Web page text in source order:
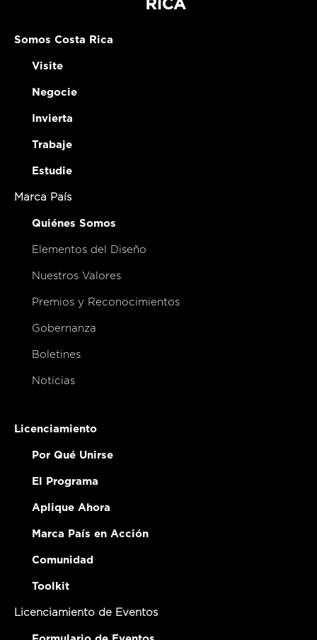
Somos Costa Rica
Visite
Negocie
Invierta
Trabaje
Estudie
Marca País
Quiénes Somos
Elementos del Diseño
Nuestros Valores
Premios y Reconocimientos
Gobernanza
Boletines
Noticias
Licenciamiento
Por Qué Unirse
El Programa
Aplique Ahora
Marca País en Acción
Comunidad
Toolkit
Licenciamiento de Eventos